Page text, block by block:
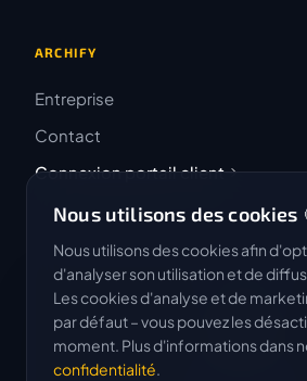
ARCHIFY
Entreprise
Contact
Connexion portail client
4.9 / 5
★★★★★
Nous utilisons des cookies
Nous utilisons des cookies afin
d'analyser son utilisation et de
Les cookies d'analyse et de
par défaut – vous pouvez les
moment. Plus d'informations dans
confidentialité.